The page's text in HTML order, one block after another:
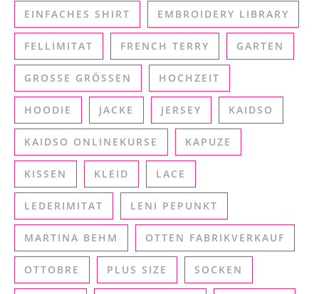
EINFACHES SHIRT EMBROIDERY LIBRARY
FELLIMITAT FRENCH TERRY GARTEN
GROSSE GRÖSSEN HOCHZEIT
HOODIE JACKE JERSEY KAIDSO
KAIDSO ONLINEKURSE KAPUZE
KISSEN KLEID LACE
LEDERIMITAT LENI PEPUNKT
MARTINA BEHM OTTEN FABRIKVERKAUF
OTTOBRE PLUS SIZE SOCKEN